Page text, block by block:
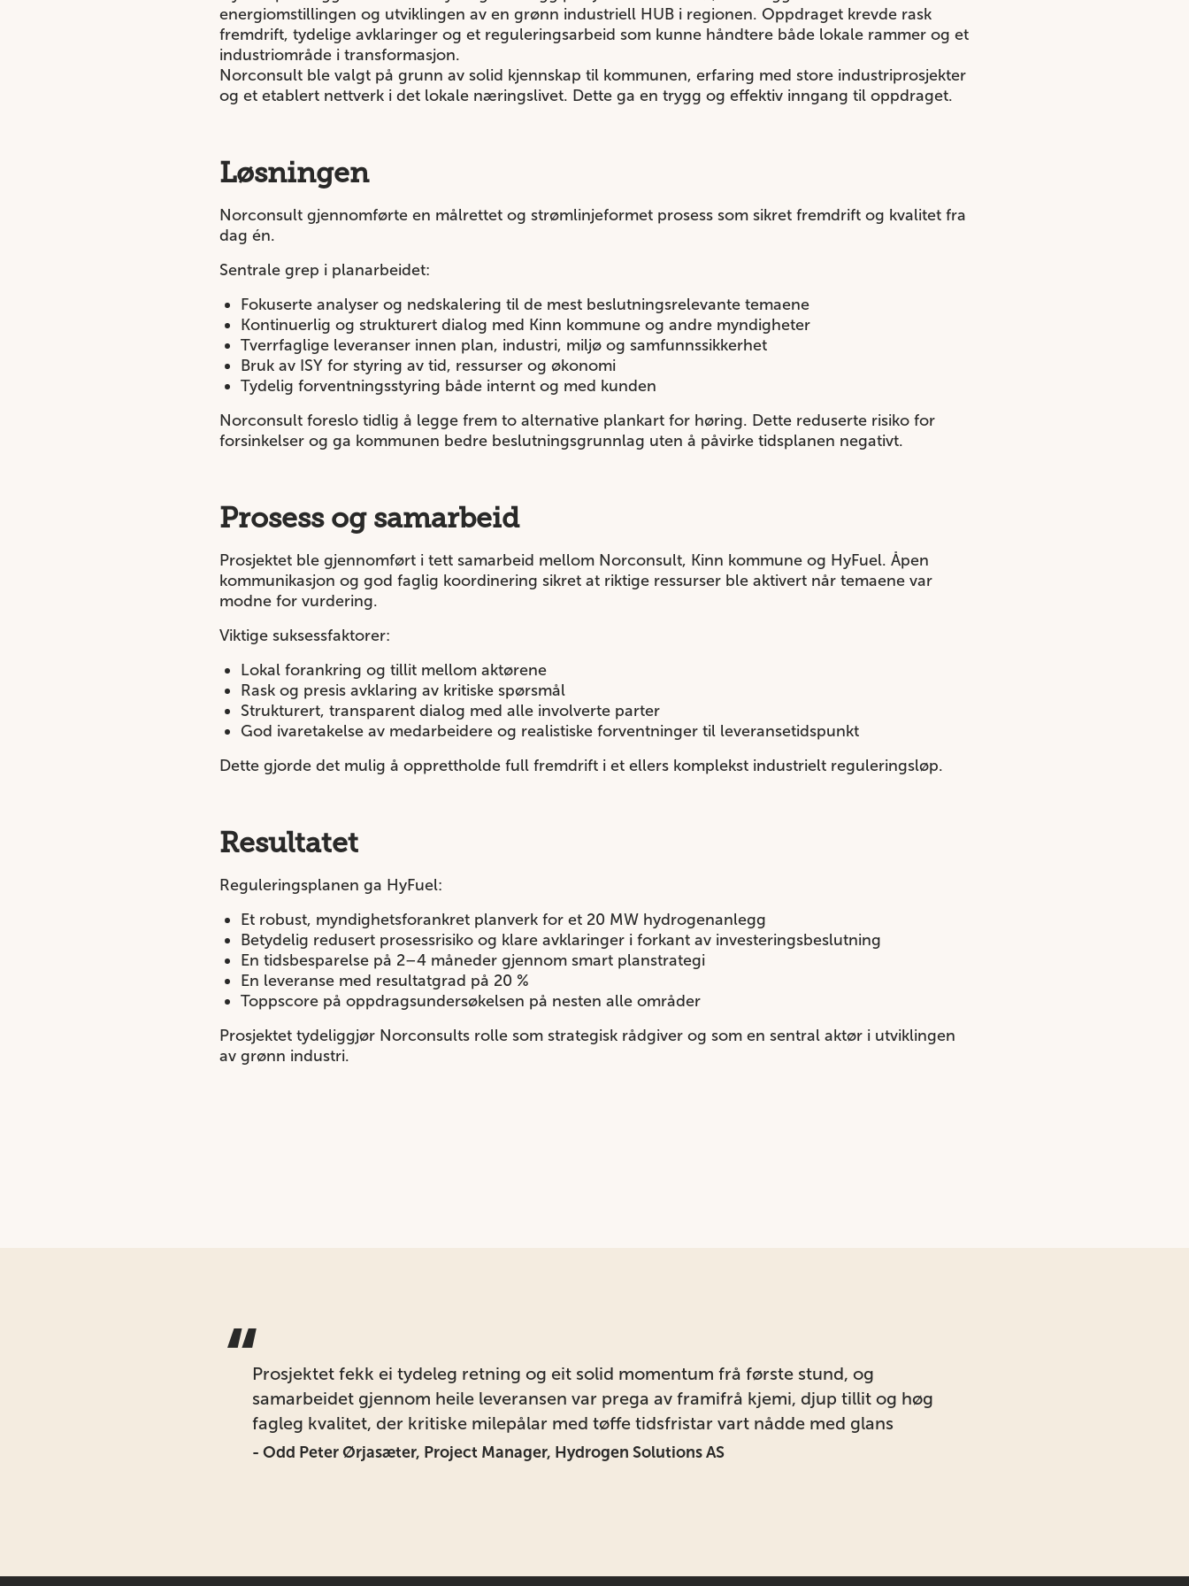
energiomstillingen og utviklingen av en grønn industriell HUB i regionen. Oppdraget krevde rask
fremdrift, tydelige avklaringer og et reguleringsarbeid som kunne håndtere både lokale rammer og et
industriområde i transformasjon.
Norconsult ble valgt på grunn av solid kjennskap til kommunen, erfaring med store industriprosjekter
og et etablert nettverk i det lokale næringslivet. Dette ga en trygg og effektiv inngang til oppdraget.
Løsningen
Norconsult gjennomførte en målrettet og strømlinjeformet prosess som sikret fremdrift og kvalitet fra
dag én.
Sentrale grep i planarbeidet:
Fokuserte analyser og nedskalering til de mest beslutningsrelevante temaene
Kontinuerlig og strukturert dialog med Kinn kommune og andre myndigheter
Tverrfaglige leveranser innen plan, industri, miljø og samfunnssikkerhet
Bruk av ISY for styring av tid, ressurser og økonomi
Tydelig forventningsstyring både internt og med kunden
Norconsult foreslo tidlig å legge frem to alternative plankart for høring. Dette reduserte risiko for
forsinkelser og ga kommunen bedre beslutningsgrunnlag uten å påvirke tidsplanen negativt.
Prosess og samarbeid
Prosjektet ble gjennomført i tett samarbeid mellom Norconsult, Kinn kommune og HyFuel. Åpen
kommunikasjon og god faglig koordinering sikret at riktige ressurser ble aktivert når temaene var
modne for vurdering.
Viktige suksessfaktorer:
Lokal forankring og tillit mellom aktørene
Rask og presis avklaring av kritiske spørsmål
Strukturert, transparent dialog med alle involverte parter
God ivaretakelse av medarbeidere og realistiske forventninger til leveransetidspunkt
Dette gjorde det mulig å opprettholde full fremdrift i et ellers komplekst industrielt reguleringsløp.
Resultatet
Reguleringsplanen ga HyFuel:
Et robust, myndighetsforankret planverk for et 20 MW hydrogenanlegg
Betydelig redusert prosessrisiko og klare avklaringer i forkant av investeringsbeslutning
En tidsbesparelse på 2–4 måneder gjennom smart planstrategi
En leveranse med resultatgrad på 20 %
Toppscore på oppdragsundersøkelsen på nesten alle områder
Prosjektet tydeliggjør Norconsults rolle som strategisk rådgiver og som en sentral aktør i utviklingen
av grønn industri.
“Prosjektet fekk ei tydeleg retning og eit solid momentum frå første stund, og
samarbeidet gjennom heile leveransen var prega av framifrå kjemi, djup tillit og høg
fagleg kvalitet, der kritiske milepålar med tøffe tidsfristar vart nådde med glans
- Odd Peter Ørjasæter, Project Manager, Hydrogen Solutions AS